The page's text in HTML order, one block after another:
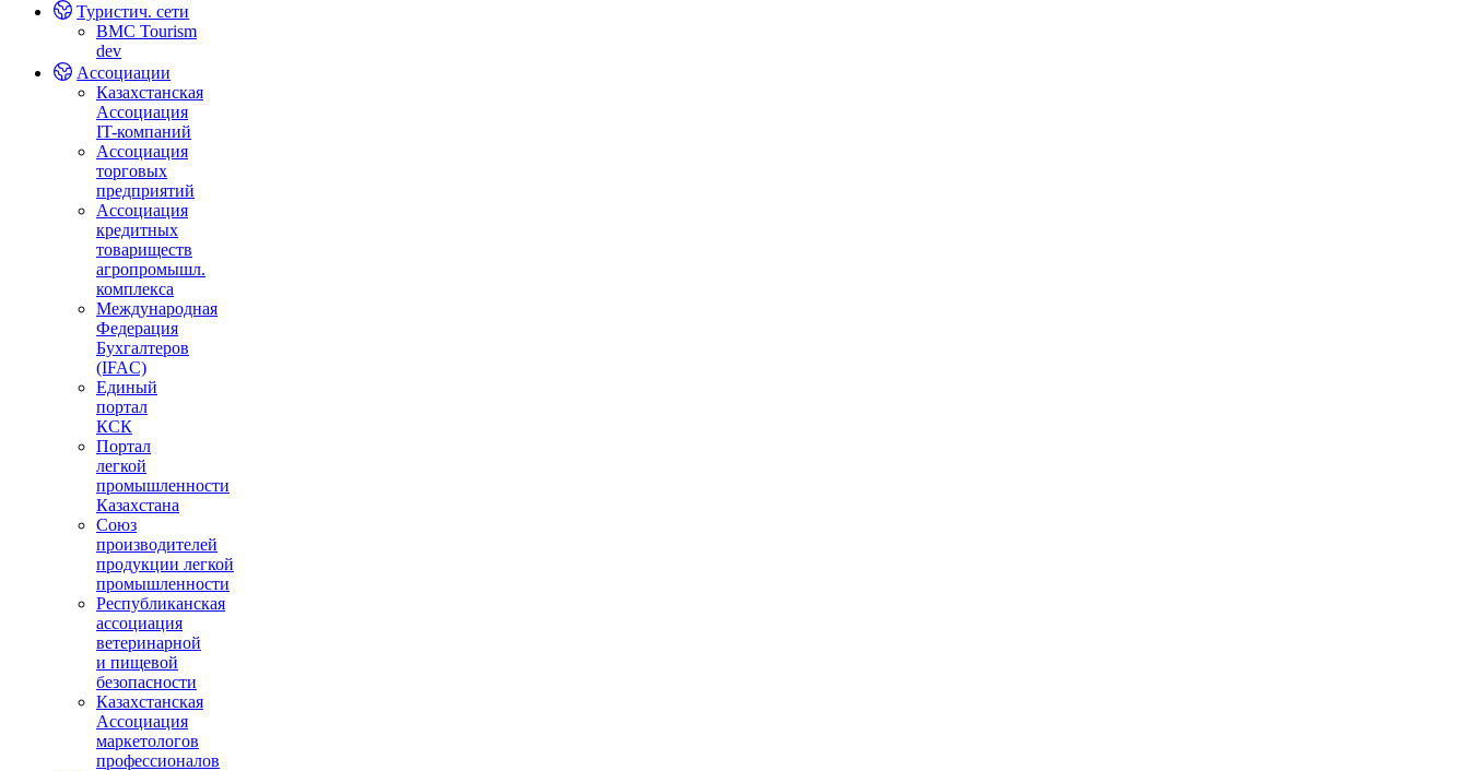
Туристич. сети
BMC Tourism
dev
Ассоциации
Казахстанская
Ассоциация
IT-компаний
Ассоциация
торговых
предприятий
Ассоциация
кредитных
товариществ
агропромышл.
комплекса
Международная
Федерация
Бухгалтеров
(IFAC)
Единый
портал
КСК
Портал
легкой
промышленности
Казахстана
Союз
производителей
продукции легкой
промышленности
Республиканская
ассоциация
ветеринарной
и пищевой
безопасности
Казахстанская
Ассоциация
маркетологов
профессионалов